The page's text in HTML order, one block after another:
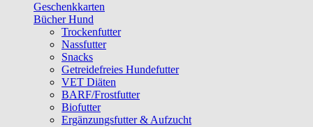
Geschenkkarten
Bücher Hund
Trockenfutter
Nassfutter
Snacks
Getreidefreies Hundefutter
VET Diäten
BARF/Frostfutter
Biofutter
Ergänzungsfutter & Aufzucht